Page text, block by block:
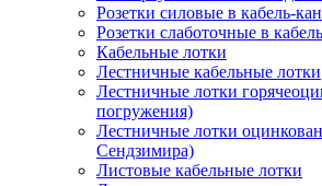
Розетки силовые в кабель-
Розетки слаботочные в
Кабельные лотки
Лестничные кабельные лотки
Лестничные лотки
погружения)
Лестничные лотки
Сендзимира)
Листовые кабельные лотки